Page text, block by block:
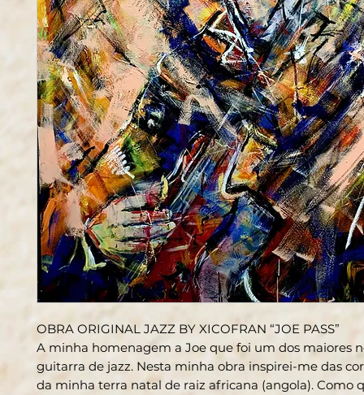
OBRA ORIGINAL JAZZ BY XICOFRAN “JOE PASS”
A minha homenagem a Joe que foi um dos maiores
guitarra de jazz. Nesta minha obra inspirei-me das
da minha terra natal de raiz africana (angola). Como